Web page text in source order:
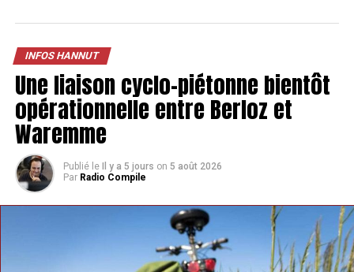
INFOS HANNUT
Une liaison cyclo-piétonne bientôt
opérationnelle entre Berloz et
Waremme
Publié le Il y a 5 jours on 5 août 2026
Par Radio Compile